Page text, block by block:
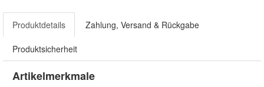
Produktdetails Zahlung, Versand & Rückgabe
Produktsicherheit
Artikelmerkmale